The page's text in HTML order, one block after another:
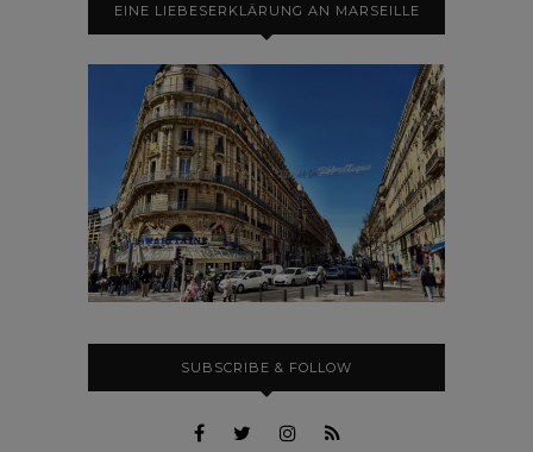
EINE LIEBESERKLÄRUNG AN MARSEILLE
SUBSCRIBE & FOLLOW